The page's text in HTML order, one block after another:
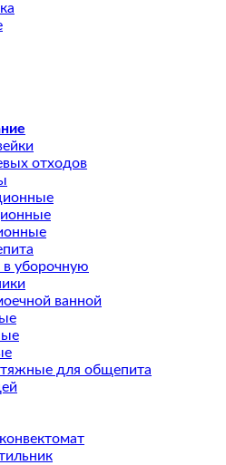
отходов
уборочную
ванной
для общепита